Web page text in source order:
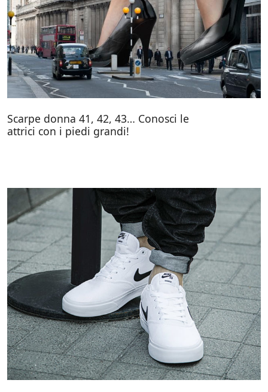
Scarpe donna 41, 42, 43… Conosci le
attrici con i piedi grandi!